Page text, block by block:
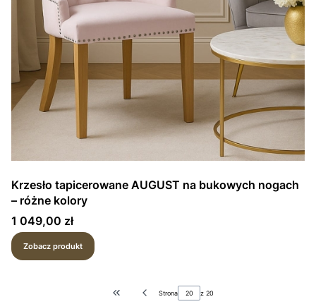
Krzesło tapicerowane AUGUST na bukowych nogach
– różne kolory
Cena
1 049,00 zł
Zobacz produkt
Wróć do pierwszej strony z produktami
Strona z 20